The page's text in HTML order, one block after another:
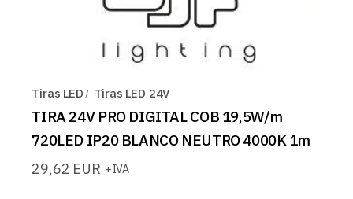
Tiras LED Tiras LED 24V
TIRA 24V PRO DIGITAL COB 19,5W/m
720LED IP20 BLANCO NEUTRO 4000K 1m
29,62 EUR +IVA